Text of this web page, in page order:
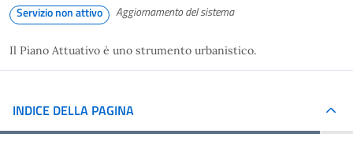
Servizio non attivo Aggiornamento del sistema
Il Piano Attuativo è uno strumento urbanistico.
INDICE DELLA PAGINA